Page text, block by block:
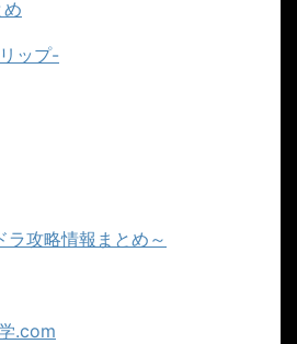
ップ-
ラ攻略情報まとめ～
.com